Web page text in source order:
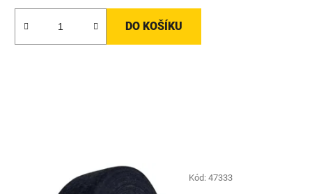
DO KOŠÍKU
Kód: 47333